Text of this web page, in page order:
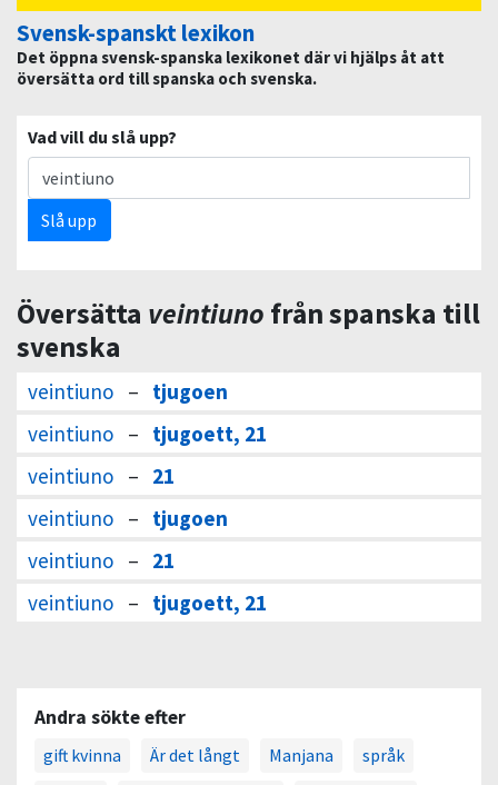
Svensk-spanskt lexikon
Det öppna svensk-spanska lexikonet där vi hjälps åt att
översätta ord till spanska och svenska.
Vad vill du slå upp?
Slå upp
Översätta veintiuno från spanska till
svenska
veintiuno – tjugoen
veintiuno – tjugoett, 21
veintiuno – 21
veintiuno – tjugoen
veintiuno – 21
veintiuno – tjugoett, 21
Andra sökte efter
gift kvinna Är det långt Manjana
språk